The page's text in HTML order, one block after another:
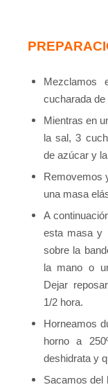
cucharada de
Mientras en
la sal, 3
de azúcar y
Removemos
una masa
A
esta masa y
sobre la
la mano o
Dejar
1/2 hora.
Horneamos
horno a
deshidrata y
Sacamos del